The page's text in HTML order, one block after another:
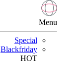
Menu
Special
Blackfriday
HOT